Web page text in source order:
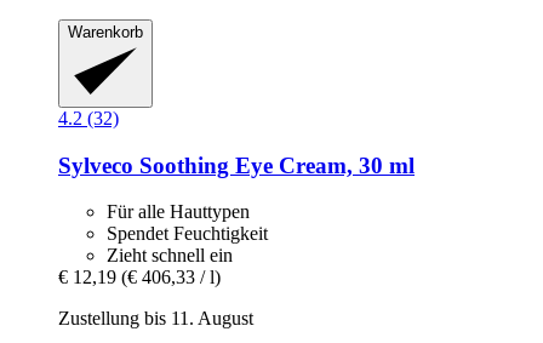
Warenkorb
4.2 (32)
Sylveco Soothing Eye Cream, 30 ml
Für alle Hauttypen
Spendet Feuchtigkeit
Zieht schnell ein
€ 12,19 (€ 406,33 / l)
Zustellung bis 11. August